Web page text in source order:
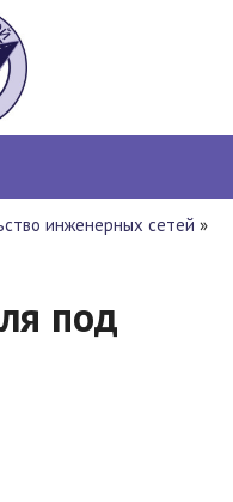
инженерных сетей »
под